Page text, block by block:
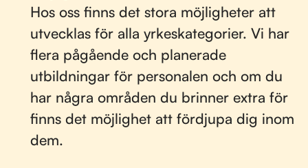
Hos oss finns det stora möjligheter att
utvecklas för alla yrkeskategorier. Vi har
flera pågående och planerade
utbildningar för personalen och om du
har några områden du brinner extra för
finns det möjlighet att fördjupa dig inom
dem.